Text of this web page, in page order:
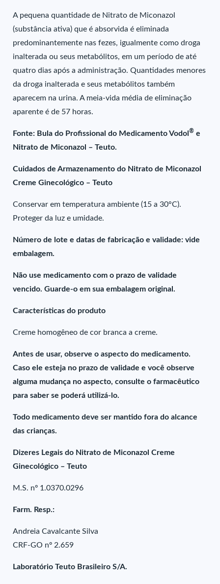
A pequena quantidade de Nitrato de Miconazol
(substância ativa) que é absorvida é eliminada
predominantemente nas fezes, igualmente como droga
inalterada ou seus metabólitos, em um período de até
quatro dias após a administração. Quantidades menores
da droga inalterada e seus metabólitos também
aparecem na urina. A meia-vida média de eliminação
aparente é de 57 horas.
Fonte: Bula do Profissional do Medicamento Vodol® e
Nitrato de Miconazol – Teuto.
Cuidados de Armazenamento do Nitrato de Miconazol
Creme Ginecológico – Teuto
Conservar em temperatura ambiente (15 a 30°C).
Proteger da luz e umidade.
Número de lote e datas de fabricação e validade: vide
embalagem.
Não use medicamento com o prazo de validade
vencido. Guarde-o em sua embalagem original.
Características do produto
Creme homogêneo de cor branca a creme.
Antes de usar, observe o aspecto do medicamento.
Caso ele esteja no prazo de validade e você observe
alguma mudança no aspecto, consulte o farmacêutico
para saber se poderá utilizá-lo.
Todo medicamento deve ser mantido fora do alcance
das crianças.
Dizeres Legais do Nitrato de Miconazol Creme
Ginecológico – Teuto
M.S. nº 1.0370.0296
Farm. Resp.:
Andreia Cavalcante Silva
CRF-GO nº 2.659
Laboratório Teuto Brasileiro S/A.